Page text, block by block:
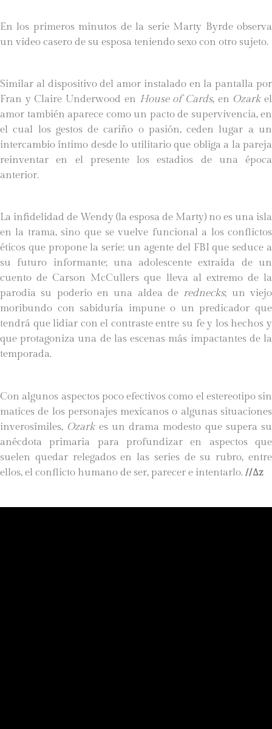
En los primeros minutos de la serie Marty Byrde observa
un video casero de su esposa teniendo sexo con otro sujeto.
Similar al dispositivo del amor instalado en la pantalla por
Fran y Claire Underwood en House of Cards, en Ozarkel
amor también aparece como un pacto de supervivencia, en
el cual los gestos de cariño o pasión, ceden lugar a un
intercambio íntimo desde lo utilitario que obliga a la pareja
reinventar en el presente los estadios de una época
anterior.
La infidelidad de Wendy (la esposa de Marty) no es una isla
en la trama, sino que se vuelve funcional a los conflictos
éticos que propone la serie: un agente del FBI que seduce a
su futuro informante; una adolescente extraída de un
cuento de Carson McCullers que lleva al extremo de la
parodia su poderío en una aldea de rednecks; un viejo
moribundo con sabiduría impune o un predicador que
tendrá que lidiar con el contraste entre su fe y los hechos y
que protagoniza una de las escenas más impactantes de la
temporada.
Con algunos aspectos poco efectivos como el estereotipo sin
matices de los personajes mexicanos o algunas situaciones
inverosímiles, Ozarkes un drama modesto que supera su
anécdota primaria para profundizar en aspectos que
suelen quedar relegados en las series de su rubro, entre
ellos, el conflicto humano de ser, parecer e intentarlo. //∆z